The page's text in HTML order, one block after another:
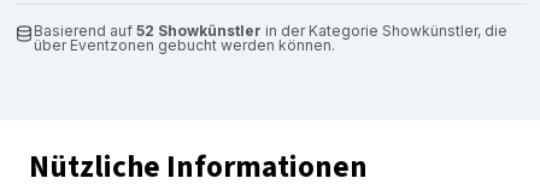
Basierend auf 52 Showkünstler in der Kategorie Showkünstler, die
über Eventzonen gebucht werden können.
Nützliche Informationen